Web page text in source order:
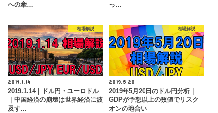
への牽…
っ…
相場解説
2019.1.14
2019.1.14｜ドル円・ユーロドル
｜中国経済の崩壊は世界経済に波
及す…
相場解説
2019.5.20
2019年5月20日のドル円分析｜
GDPが予想以上の数値でリスク
オンの地合い